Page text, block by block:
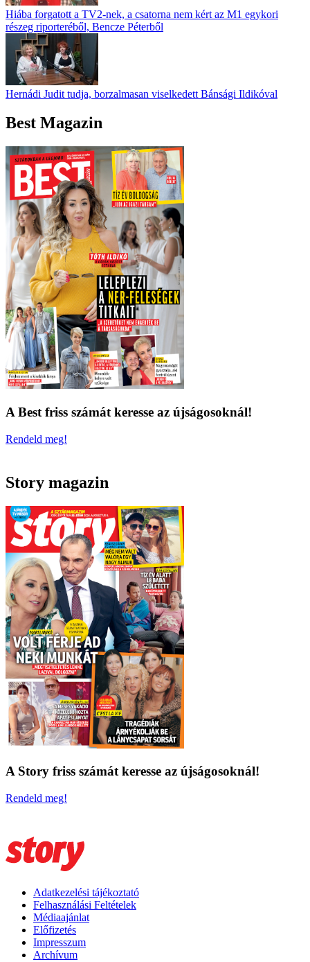
Hiába forgatott a TV2-nek, a csatorna nem kért az M1 egykori
részeg riporteréből, Bencze Péterből
Hernádi Judit tudja, borzalmasan viselkedett Bánsági Ildikóval
Best Magazin
A Best friss számát keresse az újságosoknál!
Rendeld meg!
Story magazin
A Story friss számát keresse az újságosoknál!
Rendeld meg!
Adatkezelési tájékoztató
Felhasználási Feltételek
Médiaajánlat
Előfizetés
Impresszum
Archívum